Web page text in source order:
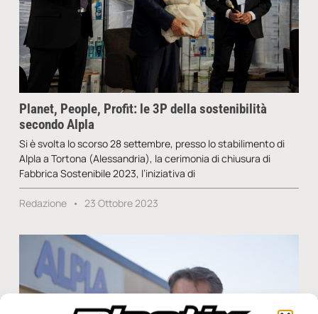
Planet, People, Profit: le 3P della sostenibilità
secondo Alpla
Si è svolta lo scorso 28 settembre, presso lo stabilimento di
Alpla a Tortona (Alessandria), la cerimonia di chiusura di
Fabbrica Sostenibile 2023, l’iniziativa di
Redazione 23 Ottobre 2023